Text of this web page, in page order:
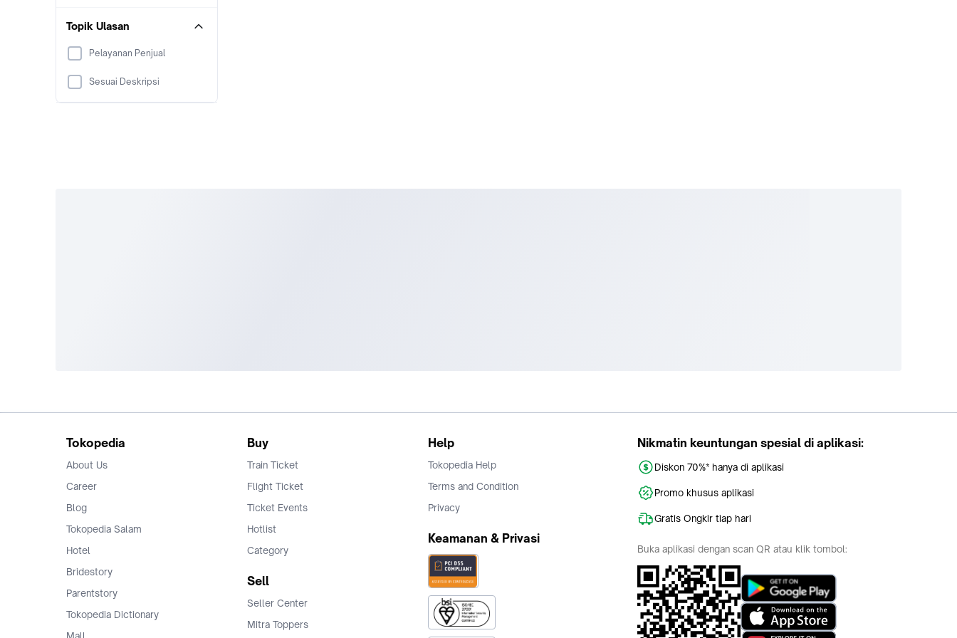
Topik Ulasan
Pelayanan Penjual
Sesuai Deskripsi
Tokopedia
About Us
Career
Blog
Tokopedia Salam
Hotel
Bridestory
Parentstory
Tokopedia Dictionary
Mall
Buy
Train Ticket
Flight Ticket
Ticket Events
Hotlist
Category
Sell
Seller Center
Mitra Toppers
Help
Tokopedia Help
Terms and Condition
Privacy
Keamanan & Privasi
Nikmatin keuntungan spesial di aplikasi:
Diskon 70%* hanya di aplikasi
Promo khusus aplikasi
Gratis Ongkir tiap hari
Buka aplikasi dengan scan QR atau klik tombol: